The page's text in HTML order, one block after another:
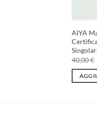
AIYA
40,00€